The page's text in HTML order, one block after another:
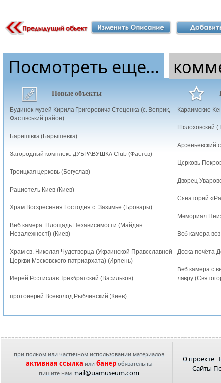
Посмотреть еще...
Новые объекты
Будинок-музей Кирила Григоровича Стеценка (с. Веприк,
Фастівський район)
Баришівка (Барышевка)
Загородный комплекс ДУБРАВУШКА Club (Фастов)
Троицкая церковь (Богуслав)
Рациотель Киев (Киев)
Храм Воскресения Господня с. Зазимье (Бровары)
Веб камера. Площадь Независимости (Майдан
Незалежностi) (Киев)
Храм св. Николая Чудотворца (Украинской Православной
Церкви Московского патриархата) (Ирпень)
Иерей Ростислав Трехбратский (Васильков)
протоиерей Всеволод Рыбчинский (Киев)
Караимские
Шолоховский
Арсеньевский
Церковь
Дворец
Санаторий
Мемориал
Веб камера
Доска почёта
Веб камера с
лавру
при полном или частичном использовании материалов
активная ссылка или банеробязательны
пишите нам mail@uamuseum.com
О проекте
Сайты